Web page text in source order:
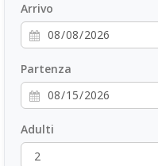
Arrivo
Partenza
Adulti